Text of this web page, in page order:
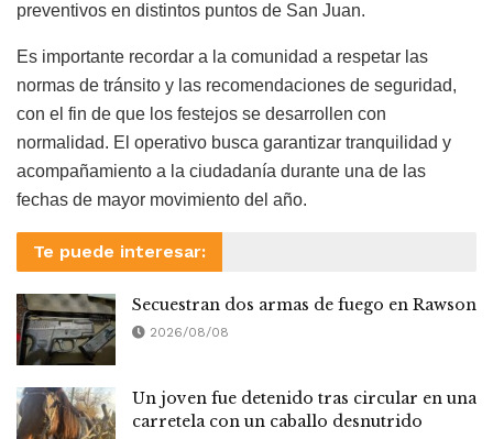
preventivos en distintos puntos de San Juan.
Es importante recordar a la comunidad a respetar las
normas de tránsito y las recomendaciones de seguridad,
con el fin de que los festejos se desarrollen con
normalidad. El operativo busca garantizar tranquilidad y
acompañamiento a la ciudadanía durante una de las
fechas de mayor movimiento del año.
Te puede interesar:
Secuestran dos armas de fuego en Rawson
2026/08/08
Un joven fue detenido tras circular en una
carretela con un caballo desnutrido